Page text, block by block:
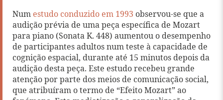
Num estudo conduzido em 1993 observou-se que a
audição prévia de uma peça específica de Mozart
para piano (Sonata K. 448) aumentou o desempenho
de participantes adultos num teste à capacidade de
cognição espacial, durante até 15 minutos depois da
audição desta peça. Este estudo recebeu grande
atenção por parte dos meios de comunicação social,
que atribuíram o termo de “Efeito Mozart” ao